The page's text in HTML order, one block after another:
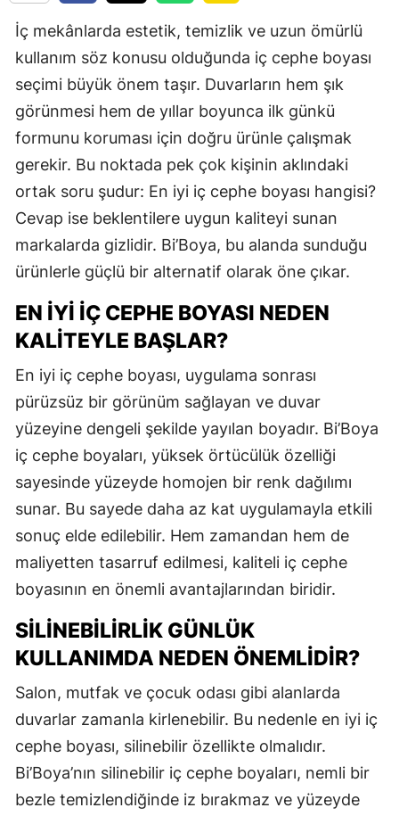
İç mekânlarda estetik, temizlik ve uzun ömürlü
kullanım söz konusu olduğunda iç cephe boyası
seçimi büyük önem taşır. Duvarların hem şık
görünmesi hem de yıllar boyunca ilk günkü
formunu koruması için doğru ürünle çalışmak
gerekir. Bu noktada pek çok kişinin aklındaki
ortak soru şudur: En iyi iç cephe boyası hangisi?
Cevap ise beklentilere uygun kaliteyi sunan
markalarda gizlidir. Bi’Boya, bu alanda sunduğu
ürünlerle güçlü bir alternatif olarak öne çıkar.
EN İYI İÇ CEPHE BOYASI NEDEN
KALITEYLE BAŞLAR?
En iyi iç cephe boyası, uygulama sonrası
pürüzsüz bir görünüm sağlayan ve duvar
yüzeyine dengeli şekilde yayılan boyadır. Bi’Boya
iç cephe boyaları, yüksek örtücülük özelliği
sayesinde yüzeyde homojen bir renk dağılımı
sunar. Bu sayede daha az kat uygulamayla etkili
sonuç elde edilebilir. Hem zamandan hem de
maliyetten tasarruf edilmesi, kaliteli iç cephe
boyasının en önemli avantajlarından biridir.
SILINEBILIRLIK GÜNLÜK
KULLANIMDA NEDEN ÖNEMLIDIR?
Salon, mutfak ve çocuk odası gibi alanlarda
duvarlar zamanla kirlenebilir. Bu nedenle en iyi iç
cephe boyası, silinebilir özellikte olmalıdır.
Bi’Boya’nın silinebilir iç cephe boyaları, nemli bir
bezle temizlendiğinde iz bırakmaz ve yüzeyde